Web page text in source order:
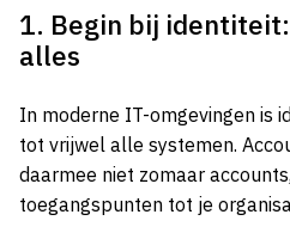
1. Begin bij
alles
In moderne IT-omgevingen is
tot vrijwel alle systemen.
daarmee niet zomaar
toegangspunten tot je